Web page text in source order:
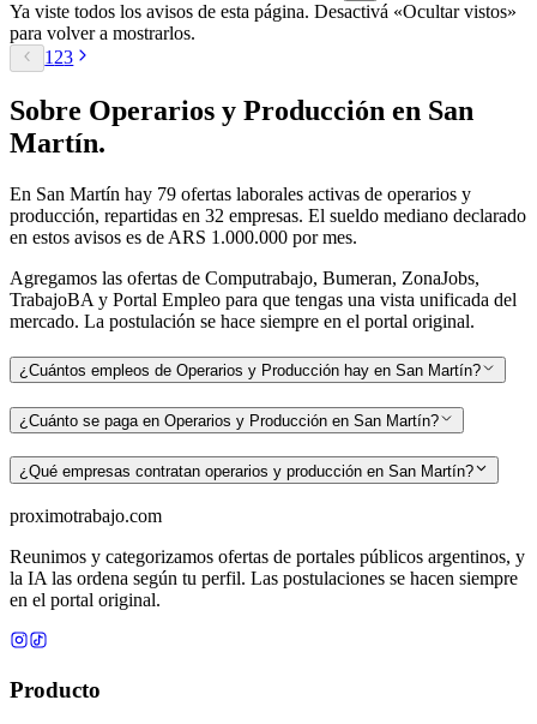
Ya viste todos los avisos de esta página. Desactivá «Ocultar vistos»
para volver a mostrarlos.
123
Sobre Operarios y Producción en San
Martín.
En San Martín hay 79 ofertas laborales activas de operarios y
producción, repartidas en 32 empresas. El sueldo mediano declarado
en estos avisos es de ARS 1.000.000 por mes.
Agregamos las ofertas de Computrabajo, Bumeran, ZonaJobs,
TrabajoBA y Portal Empleo para que tengas una vista unificada del
mercado. La postulación se hace siempre en el portal original.
¿Cuántos empleos de Operarios y Producción hay en San Martín?
¿Cuánto se paga en Operarios y Producción en San Martín?
¿Qué empresas contratan operarios y producción en San Martín?
proximotrabajo.com
Reunimos y categorizamos ofertas de portales públicos argentinos, y
la IA las ordena según tu perfil. Las postulaciones se hacen siempre
en el portal original.
Producto